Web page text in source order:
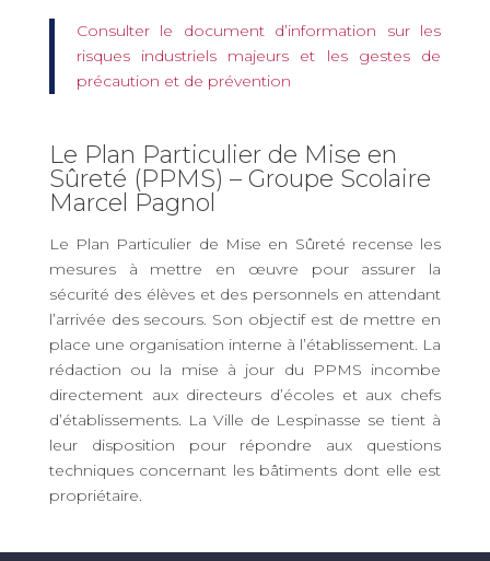
Consulter le document d’information sur les
risques industriels majeurs et les gestes de
précaution et de prévention
Le Plan Particulier de Mise en
Sûreté (PPMS) – Groupe Scolaire
Marcel Pagnol
Le Plan Particulier de Mise en Sûreté recense les
mesures à mettre en œuvre pour assurer la
sécurité des élèves et des personnels en attendant
l’arrivée des secours. Son objectif est de mettre en
place une organisation interne à l’établissement. La
rédaction ou la mise à jour du PPMS incombe
directement aux directeurs d’écoles et aux chefs
d’établissements. La Ville de Lespinasse se tient à
leur disposition pour répondre aux questions
techniques concernant les bâtiments dont elle est
propriétaire.